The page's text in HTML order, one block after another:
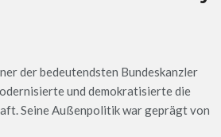
der bedeutendsten Bundeskanzler
und demokratisierte die
Seine Außenpolitik war geprägt von